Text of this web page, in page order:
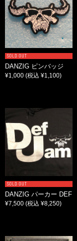
SOLD OUT
DANZIG ピンバッジ
¥1,000 (税込 ¥1,100)
SOLD OUT
DANZIG パーカー DEF
¥7,500 (税込 ¥8,250)